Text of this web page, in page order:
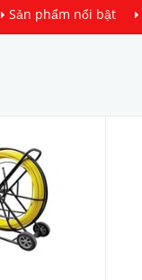
Sản phẩm nổi bật